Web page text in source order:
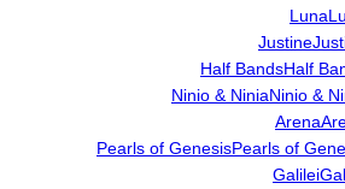
Luna
Justine
Half Bands
Ninio & Ninia
Arena
Pearls of Genesis
Galilei